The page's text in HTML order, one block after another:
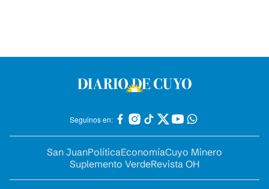
Seguinos en:
San JuanPolíticaEconomíaCuyo Minero
Suplemento VerdeRevista OH